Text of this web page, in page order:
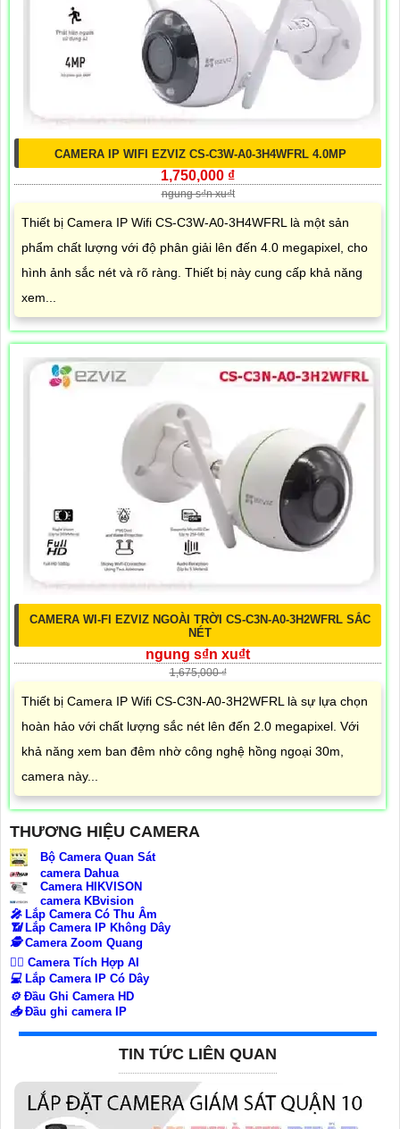
CAMERA IP WIFI EZVIZ CS-C3W-A0-3H4WFRL 4.0MP
1,750,000 ₫
ngung s₫n xu₫t
Thiết bị Camera IP Wifi CS-C3W-A0-3H4WFRL là một sản
phẩm chất lượng với độ phân giải lên đến 4.0 megapixel, cho
hình ảnh sắc nét và rõ ràng. Thiết bị này cung cấp khả năng
xem...
CAMERA WI-FI EZVIZ NGOÀI TRỜI CS-C3N-A0-3H2WFRL SẮC
NÉT
ngung s₫n xu₫t
1,675,000 ₫
Thiết bị Camera IP Wifi CS-C3N-A0-3H2WFRL là sự lựa chọn
hoàn hảo với chất lượng sắc nét lên đến 2.0 megapixel. Với
khả năng xem ban đêm nhờ công nghệ hồng ngoại 30m,
camera này...
THƯƠNG HIỆU CAMERA
Bộ Camera Quan Sát
camera Dahua
Camera HIKVISON
camera KBvision
️🎤️ Lắp Camera Có Thu Âm
📶 Lắp Camera IP Không Dây
🕵️Camera Zoom Quang
🧛‍♀️ Camera Tích Hợp AI
💻Lắp Camera IP Có Dây
⚙️Đầu Ghi Camera HD
📥Đầu ghi camera IP
TIN TỨC LIÊN QUAN